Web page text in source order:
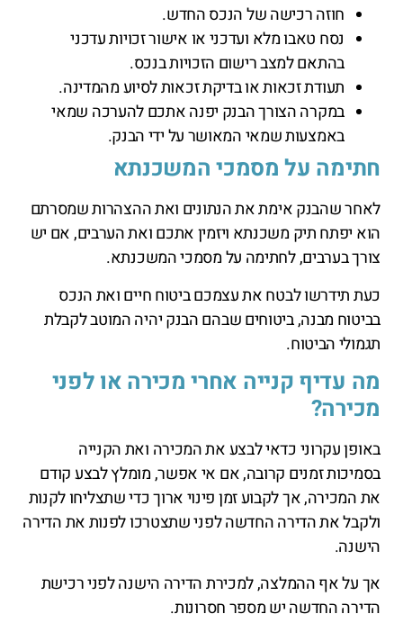
חוזה רכישה של הנכס החדש.
נסח טאבו מלא ועדכני או אישור זכויות עדכני
בהתאם למצב רישום הזכויות בנכס.
תעודת זכאות או בדיקת זכאות לסיוע מהמדינה.
במקרה הצורך הבנק יפנה אתכם להערכה שמאי
באמצעות שמאי המאושר על ידי הבנק.
חתימה על מסמכי המשכנתא
לאחר שהבנק אימת את הנתונים ואת ההצהרות שמסרתם
הוא יפתח תיק משכנתא ויזמין אתכם ואת הערבים, אם יש
צורך בערבים, לחתימה על מסמכי המשכנתא.
כעת תידרשו לבטח את עצמכם ביטוח חיים ואת הנכס
בביטוח מבנה, ביטוחים שבהם הבנק יהיה המוטב לקבלת
תגמולי הביטוח.
מה עדיף קנייה אחרי מכירה או לפני
מכירה?
באופן עקרוני כדאי לבצע את המכירה ואת הקנייה
בסמיכות זמנים קרובה, אם אי אפשר, מומלץ לבצע קודם
את המכירה, אך לקבוע זמן פינוי ארוך כדי שתצליחו לקנות
ולקבל את הדירה החדשה לפני שתצטרכו לפנות את הדירה
הישנה.
אך על אף ההמלצה, למכירת הדירה הישנה לפני רכישת
הדירה החדשה יש מספר חסרונות.